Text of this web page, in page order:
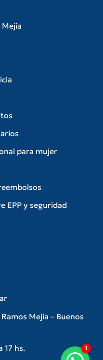
Mejía
para mujer
EPP y seguridad
Mejia – Buenos
17 hs.